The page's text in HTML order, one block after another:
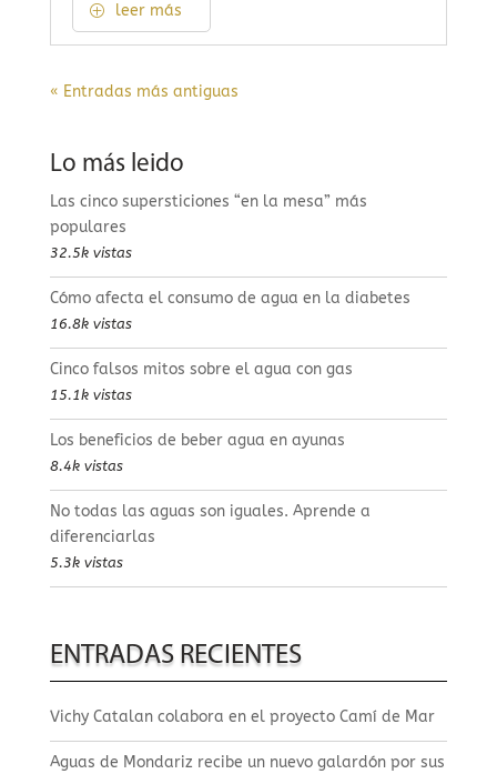
leer más
« Entradas más antiguas
Lo más leido
Las cinco supersticiones “en la mesa” más
populares
32.5k vistas
Cómo afecta el consumo de agua en la diabetes
16.8k vistas
Cinco falsos mitos sobre el agua con gas
15.1k vistas
Los beneficios de beber agua en ayunas
8.4k vistas
No todas las aguas son iguales. Aprende a
diferenciarlas
5.3k vistas
ENTRADAS RECIENTES
Vichy Catalan colabora en el proyecto Camí de Mar
Aguas de Mondariz recibe un nuevo galardón por sus